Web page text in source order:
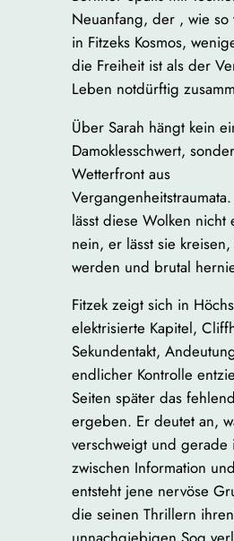
Neuanfang, der , wie so
in Fitzeks Kosmos,
die Freiheit ist als der
Leben notdürftig
Über Sarah hängt kein
Damoklesschwert,
Wetterfront aus
lässt diese Wolken nicht
nein, er lässt sie
werden und brutal
Fitzek zeigt sich in
elektrisierte Kapitel,
Sekundentakt,
endlicher Kontrolle
Seiten später das
ergeben. Er deutet an,
verschweigt und gerade
zwischen Information
entsteht jene nervöse
die seinen Thrillern ihren